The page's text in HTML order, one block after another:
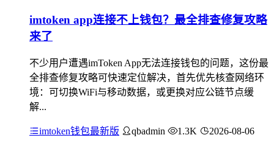
imtoken app连接不上钱包？最全排查修复攻略
来了
不少用户遭遇imToken App无法连接钱包的问题，这份最
全排查修复攻略可快速定位解决，首先优先核查网络环
境：可切换WiFi与移动数据，或更换对应公链节点缓
解...
imtoken钱包最新版 qbadmin 1.3K 2026-08-06